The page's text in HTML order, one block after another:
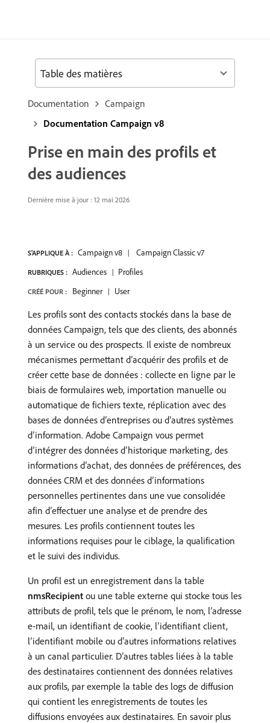
Documentation
Campaign
Documentation Campaign v8
Prise en main des profils et
des audiences
Dernière mise à jour : 12 mai 2026
S'APPLIQUE À : Campaign v8 Campaign Classic v7
RUBRIQUES : Audiences Profiles
CRÉÉ POUR : Beginner User
Les profils sont des contacts stockés dans la base de
données Campaign, tels que des clients, des abonnés
à un service ou des prospects. Il existe de nombreux
mécanismes permettant d’acquérir des profils et de
créer cette base de données : collecte en ligne par le
biais de formulaires web, importation manuelle ou
automatique de fichiers texte, réplication avec des
bases de données d’entreprises ou d’autres systèmes
d’information. Adobe Campaign vous permet
d’intégrer des données d’historique marketing, des
informations d’achat, des données de préférences, des
données CRM et des données d’informations
personnelles pertinentes dans une vue consolidée
afin d’effectuer une analyse et de prendre des
mesures. Les profils contiennent toutes les
informations requises pour le ciblage, la qualification
et le suivi des individus.
Un profil est un enregistrement dans la table
nmsRecipient ou une table externe qui stocke tous les
attributs de profil, tels que le prénom, le nom, l’adresse
e-mail, un identifiant de cookie, l’identifiant client,
l’identifiant mobile ou d’autres informations relatives
à un canal particulier. D’autres tables liées à la table
des destinataires contiennent des données relatives
aux profils, par exemple la table des logs de diffusion
qui contient les enregistrements de toutes les
diffusions envoyées aux destinataires. En savoir plus
Table des matières